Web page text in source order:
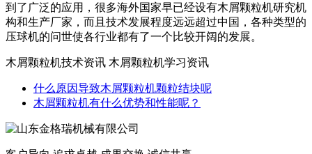
到了广泛的应用，很多海外国家早已经设有木屑颗粒机研究机
构和生产厂家，而且技术发展程度远远超过中国，各种类型的
压球机的问世使各行业都有了一个比较开阔的发展。
木屑颗粒机技术资讯 木屑颗粒机学习资讯
什么原因导致木屑颗粒机颗粒结块呢
木屑颗粒机有什么优势和性能呢？